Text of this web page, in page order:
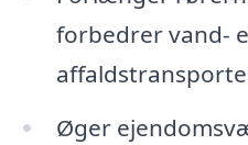
forbedrer vand-
Øger